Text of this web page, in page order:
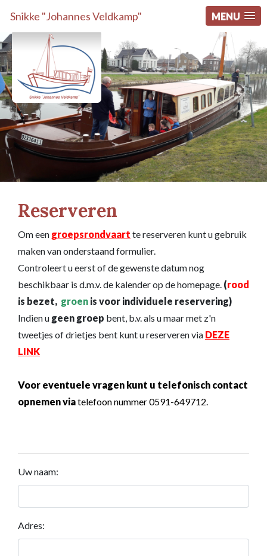
Snikke "Johannes Veldkamp" MENU
Reserveren
Om een groepsrondvaart te reserveren kunt u gebruik
maken van onderstaand formulier.
Controleert u eerst of de gewenste datum nog
beschikbaar is d.m.v. de kalender op de homepage. (rood
is bezet, groen is voor individuele reservering)
Indien u geen groep bent, b.v. als u maar met z'n
tweetjes of drietjes bent kunt u reserveren via DEZE
LINK
Voor eventuele vragen kunt u telefonisch contact
opnemen viatelefoon nummer 0591-649712.
Uw naam:
Adres: